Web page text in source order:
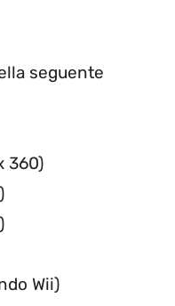
seguente
360)
Wii)